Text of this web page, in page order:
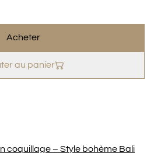
Acheter
au panier
coquillage – Style bohème Bali